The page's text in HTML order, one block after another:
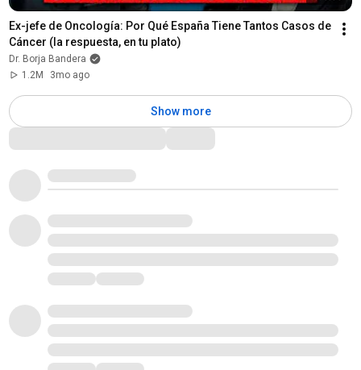
Ex-jefe de Oncología: Por Qué España Tiene Tantos Casos de
Cáncer (la respuesta, en tu plato)
Dr. Borja Bandera
1.2M
3mo ago
Show more